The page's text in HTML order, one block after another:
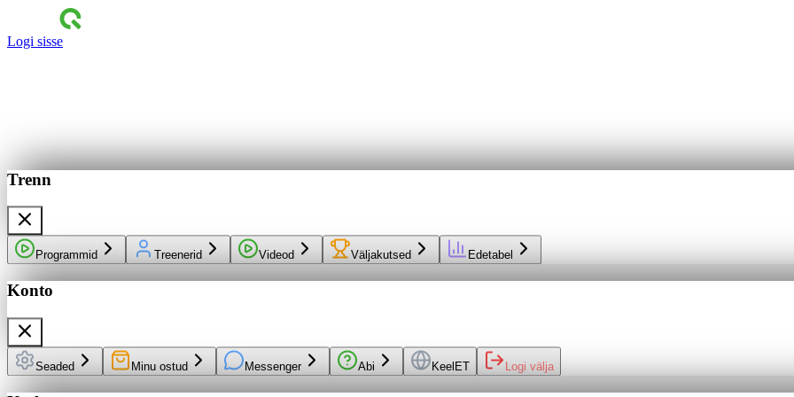
Logi sisse
Trenn
Programmid Treenerid Videod Väljakutsed Edetabel
Konto
Seaded Minu ostud Messenger Abi Keel ET Logi välja